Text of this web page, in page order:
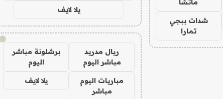
شدات ببجي
تمارا
يلا لايف
!
ريال مدريد
مباشر اليوم
برشلونة مباشر
اليوم
مباريات اليوم
مباشر
يلا لايف